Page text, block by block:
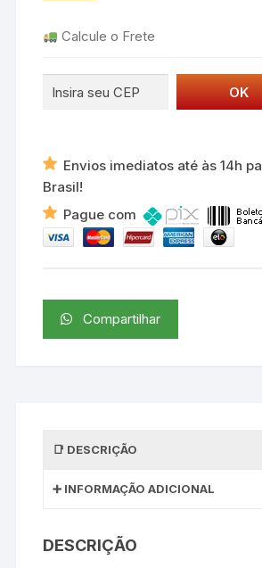
Calcule o Frete
Envios imediatos até às 14h
Brasil!
Pague com
Compartilhar
DESCRIÇÃO
INFORMAÇÃO ADICIONAL
DESCRIÇÃO